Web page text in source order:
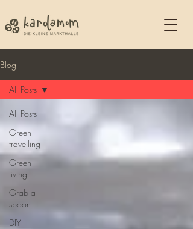
Blog
All Posts
Green
travelling
Green
living
Grab a
spoon
DIY
All Posts